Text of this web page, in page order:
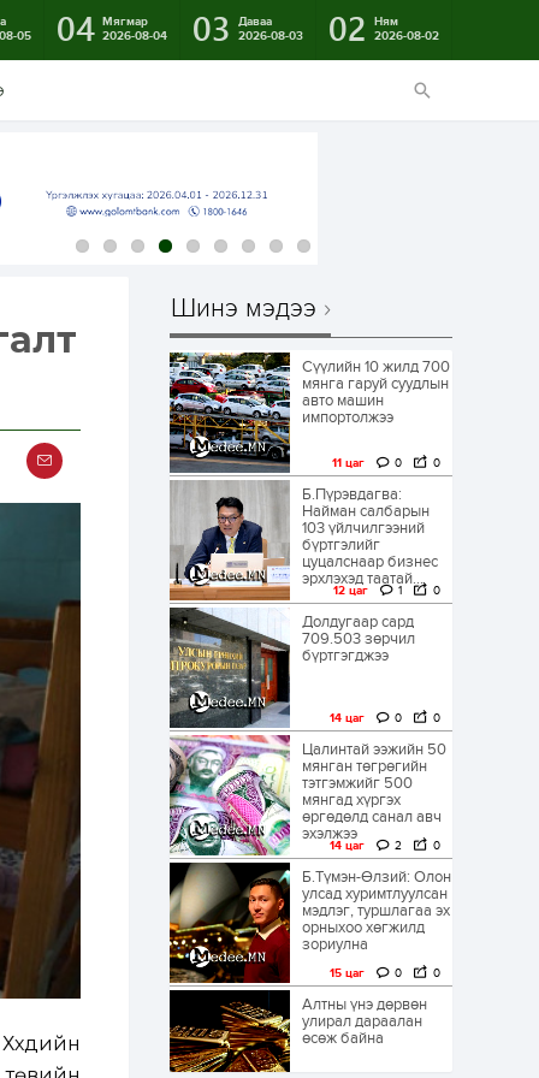
05
04 Мягмар
2026-08-04
03
Даваа
2026-08-03
02
Ням
2026-08-02
Шинэ мэдээ
Сүүлийн 10 жилд 700
мянга гаруй суудлын
авто машин
импортолжээ
11 цаг 0 0
Б.Пүрэвдагва:
Найман салбарын
103 үйлчилгээний
бүртгэлийг
цуцалснаар бизнес
эрхлэхэд таатай...
12 цаг 1 0
Долдугаар сард
709.503 зөрчил
бүртгэгджээ
14 цаг 0 0
Цалинтай ээжийн 50
мянган төгрөгийн
тэтгэмжийг 500
мянгад хүргэх
өргөдөлд санал авч
эхэлжээ
14 цаг 2 0
Б.Түмэн-Өлзий: Олон
улсад хуримтлуулсан
мэдлэг, туршлагаа эх
орныхоо хөгжилд
зориулна
15 цаг 0 0
Алтны үнэ дөрвөн
улирал дараалан
өсөж байна